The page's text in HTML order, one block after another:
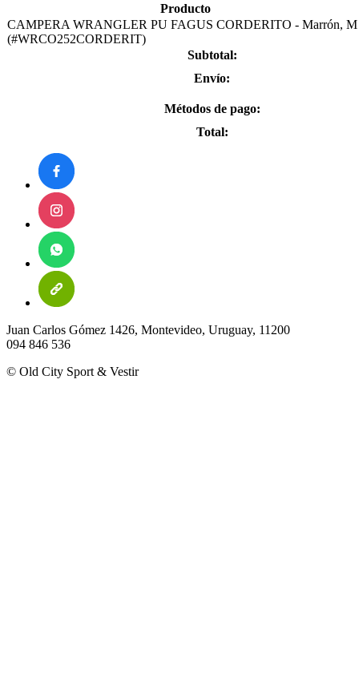
Producto
CAMPERA WRANGLER PU FAGUS CORDERITO - Marrón, M
(#WRCO252CORDERIT)
Subtotal:
Envío:
Métodos de pago:
Total:
Juan Carlos Gómez 1426, Montevideo, Uruguay, 11200
094 846 536
© Old City Sport & Vestir